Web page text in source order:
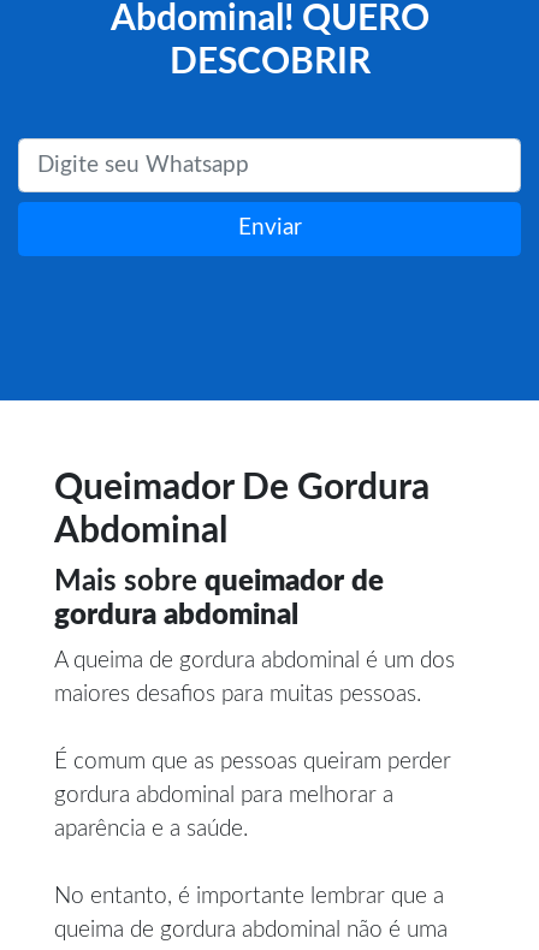
Abdominal! QUERO
DESCOBRIR
Enviar
Queimador De Gordura
Abdominal
Mais sobre queimador de
gordura abdominal
A queima de gordura abdominal é um dos
maiores desafios para muitas pessoas.
É comum que as pessoas queiram perder
gordura abdominal para melhorar a
aparência e a saúde.
No entanto, é importante lembrar que a
queima de gordura abdominal não é uma